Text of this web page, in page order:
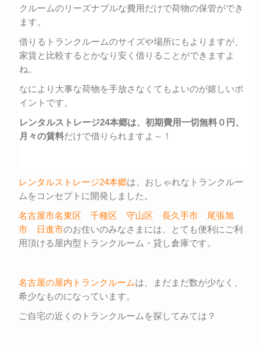
クルームのリーズナブルな費用だけで荷物の保管ができ
ます。
借りるトランクルームのサイズや場所にもよりますが、
家賃と比較するとかなり安く借りることができますよ
ね。
なにより大事な荷物を手放さなくてもよいのが嬉しいポ
イントです。
レンタルストレージ24本郷は、初期費用一切無料０円、
月々の賃料だけで借りられますよ～！
レンタルストレージ24本郷は、おしゃれなトランクルー
ムをコンセプトに開発しました。
名古屋市名東区
千種区 守山区 長久手市
尾張旭
市
日進市のお住いのみなさまには、とても便利にご利
用頂ける屋内型トランクルーム・貸し倉庫です。
名古屋の屋内トランクルームは、まだまだ数が少なく、
希少なものになっています。
ご自宅の近くのトランクルームを探してみては？